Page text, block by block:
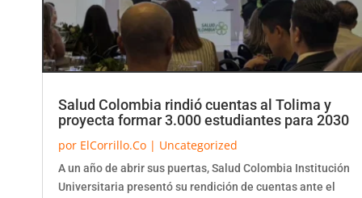
Salud Colombia rindió cuentas al Tolima y
proyecta formar 3.000 estudiantes para 2030
por ElCorrillo.Co | Uncategorized
A un año de abrir sus puertas, Salud Colombia Institución
Universitaria presentó su rendición de cuentas ante el